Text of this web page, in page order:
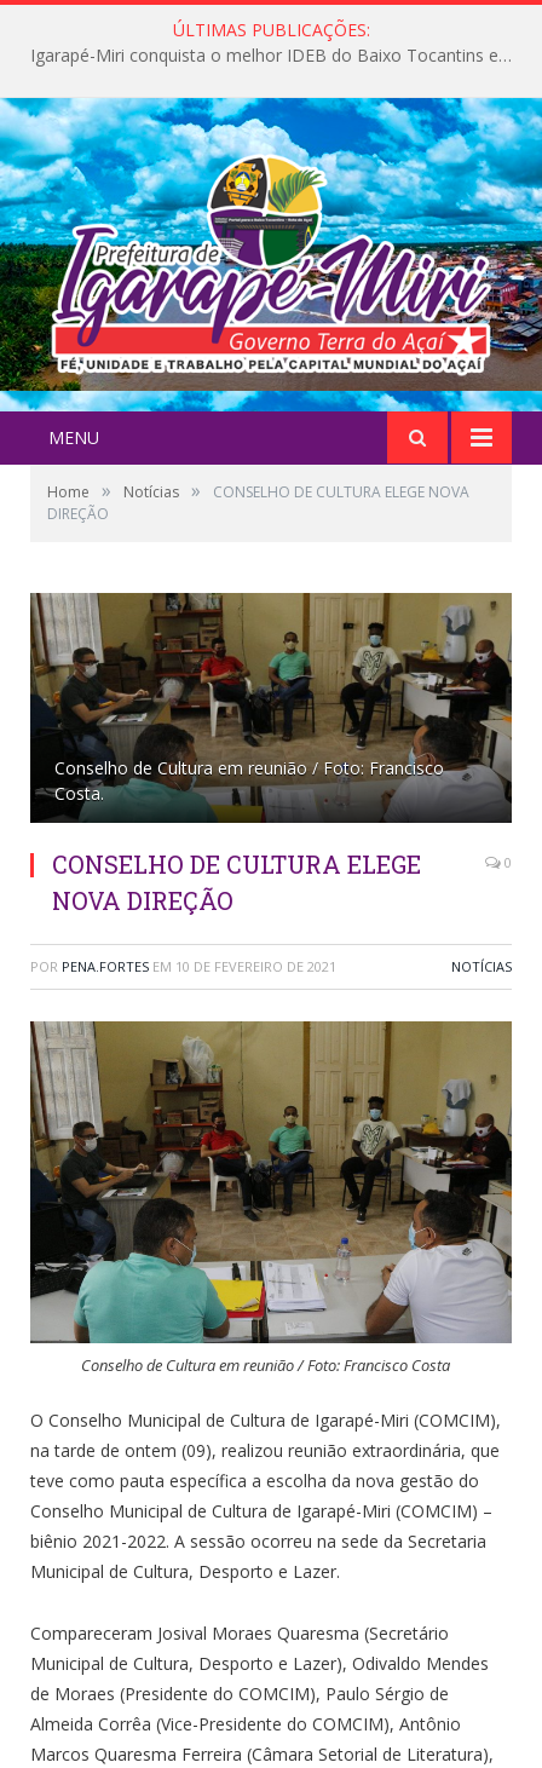
ÚLTIMAS PUBLICAÇÕES:
Igarapé-Miri conquista o melhor IDEB do Baixo Tocantins e avança na qualidade da educação pública
MENU
Home » Notícias »
CONSELHO DE CULTURA ELEGE NOVA
DIREÇÃO
Conselho de Cultura em reunião / Foto: Francisco
Costa.
CONSELHO DE CULTURA ELEGE
NOVA DIREÇÃO
0
POR PENA.FORTES EM 10 DE FEVEREIRO DE 2021 NOTÍCIAS
Conselho de Cultura em reunião / Foto: Francisco Costa
O Conselho Municipal de Cultura de Igarapé-Miri (COMCIM),
na tarde de ontem (09), realizou reunião extraordinária, que
teve como pauta específica a escolha da nova gestão do
Conselho Municipal de Cultura de Igarapé-Miri (COMCIM) –
biênio 2021-2022. A sessão ocorreu na sede da Secretaria
Municipal de Cultura, Desporto e Lazer.
Compareceram Josival Moraes Quaresma (Secretário
Municipal de Cultura, Desporto e Lazer), Odivaldo Mendes
de Moraes (Presidente do COMCIM), Paulo Sérgio de
Almeida Corrêa (Vice-Presidente do COMCIM), Antônio
Marcos Quaresma Ferreira (Câmara Setorial de Literatura),